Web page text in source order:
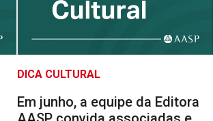
DICA CULTURAL
Em junho, a equipe da Editora